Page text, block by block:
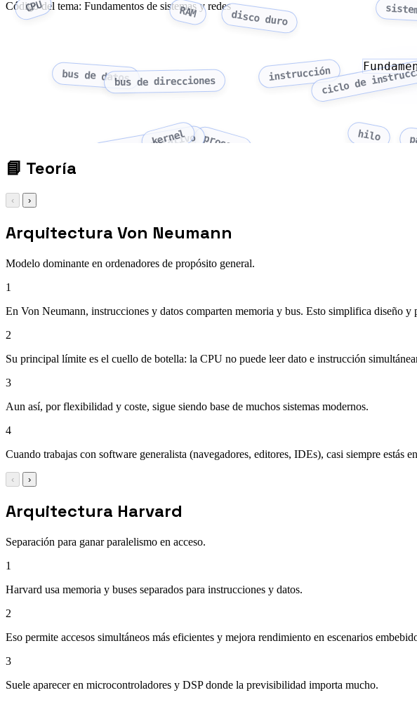
Código del tema: Fundamentos de sistemas y redes
CPU RAM disco duro
bus de datosbus de direcciones instrucciónciclo de
sistema operativo
kernel proceso hilo
📘 Teoría
‹ ›
Arquitectura Von Neumann
Modelo dominante en ordenadores de propósito general.
1
En Von Neumann, instrucciones y datos comparten memoria y bus. Esto simplifica diseño y
2
Su principal límite es el cuello de botella: la CPU no puede leer dato e instrucción
3
Aun así, por flexibilidad y coste, sigue siendo base de muchos sistemas modernos.
4
Cuando trabajas con software generalista (navegadores, editores, IDEs), casi siempre estás
‹ ›
Arquitectura Harvard
Separación para ganar paralelismo en acceso.
1
Harvard usa memoria y buses separados para instrucciones y datos.
2
Eso permite accesos simultáneos más eficientes y mejora rendimiento en escenarios
3
Suele aparecer en microcontroladores y DSP donde la previsibilidad importa mucho.